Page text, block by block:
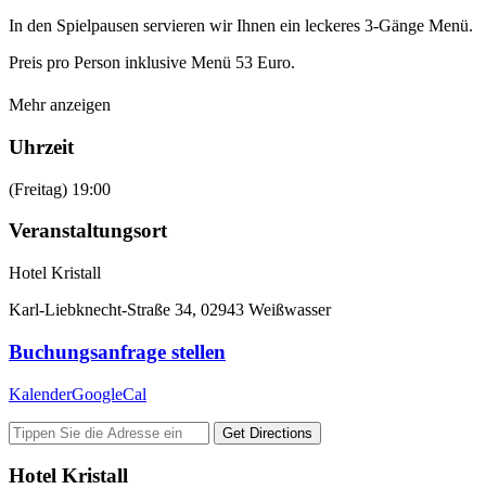
In den Spielpausen servieren wir Ihnen ein leckeres 3-Gänge Menü.
Preis pro Person inklusive Menü 53 Euro.
Mehr anzeigen
Uhrzeit
(Freitag) 19:00
Veranstaltungsort
Hotel Kristall
Karl-Liebknecht-Straße 34, 02943 Weißwasser
Buchungsanfrage stellen
KalenderGoogleCal
Get Directions
Hotel Kristall